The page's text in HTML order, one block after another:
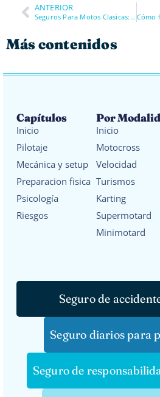
ANTERIOR
Seguros Para Motos Clasicas: Guía Esencial 2026
Más contenidos
Capítulos
Inicio
Pilotaje
Mecánica y setup
Preparacion fisica
Psicología
Riesgos
Por
Inicio
Motocross
Velocidad
Turismos
Karting
Supermotard
Minimotard
Seguro de
Seguro diarios para
Seguro de